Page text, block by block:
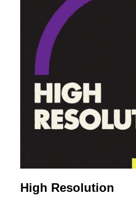
High Resolution